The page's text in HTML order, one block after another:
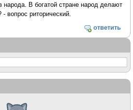
народа. В богатой стране народ делают
вопрос риторический.
ответить